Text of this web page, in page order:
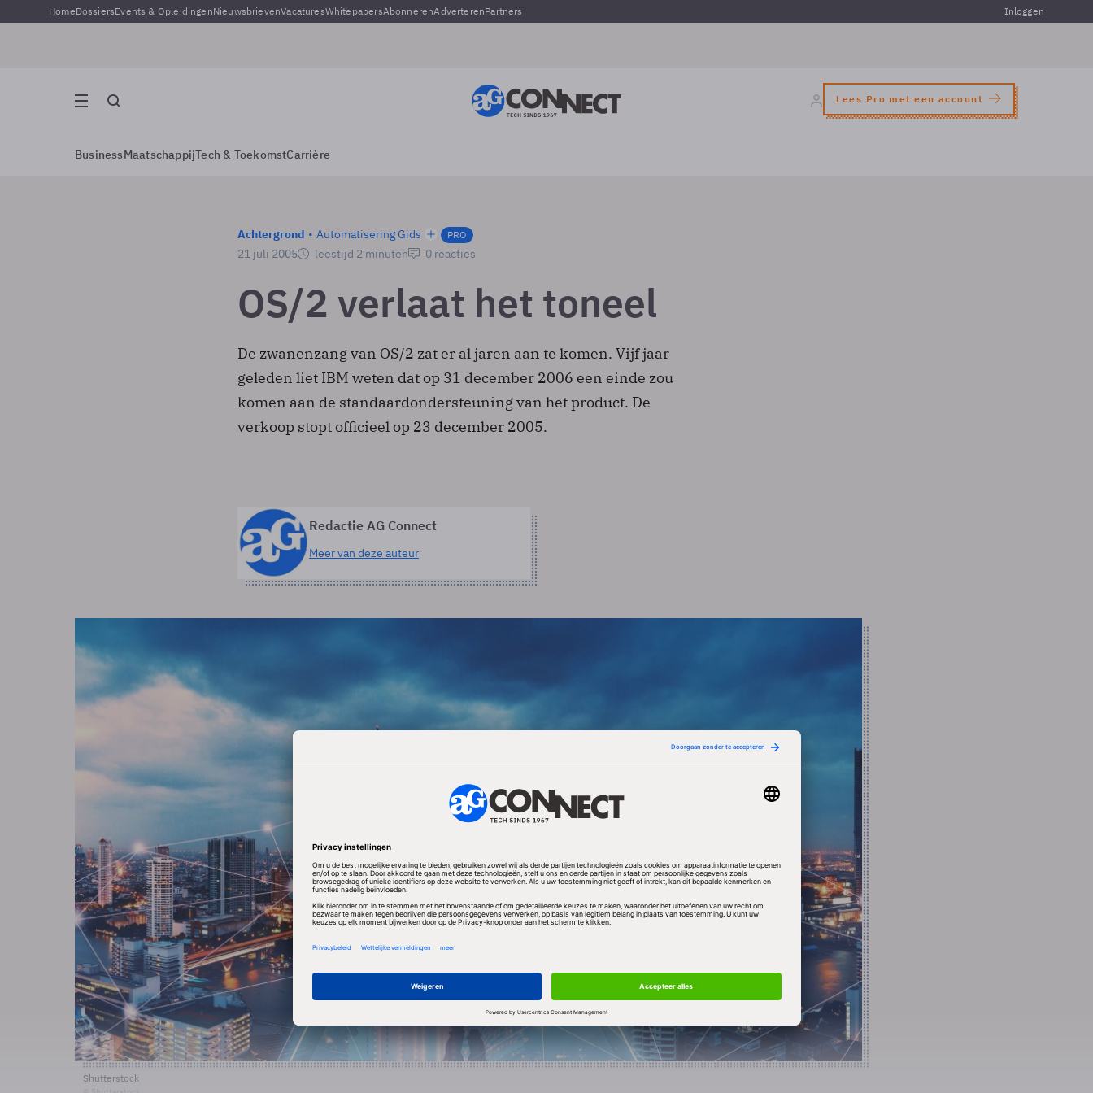
HomeDossiersEvents & OpleidingenNieuwsbrievenVacaturesWhitepapersAbonnerenAdverterenPartners Inloggen
Lees Pro met een account
BusinessMaatschappijTech & ToekomstCarrière
Achtergrond Automatisering Gids PRO
21 juli 2005 leestijd 2 minuten 0 reacties
OS/2 verlaat het toneel
De zwanenzang van OS/2 zat er al jaren aan te komen. Vijf jaar
geleden liet IBM weten dat op 31 december 2006 een einde zou
komen aan de standaardondersteuning van het product. De
verkoop stopt officieel op 23 december 2005.
Redactie AG Connect
Meer van deze auteur
Shutterstock